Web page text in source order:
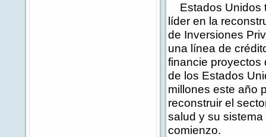
Estados Unidos
líder en la
de Inversiones
una línea de
financie
de los Estados
millones este año
reconstruir el
salud y su
comienzo.